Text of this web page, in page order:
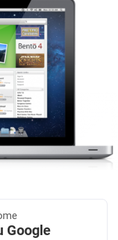
Google